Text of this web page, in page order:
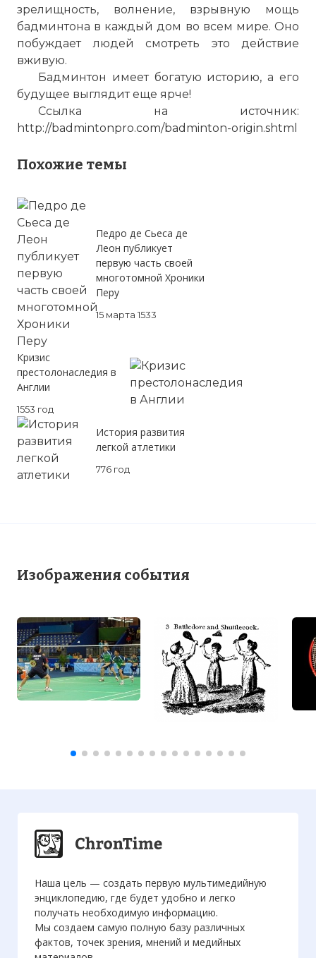
зрелищность, волнение, взрывную мощь
бадминтона в каждый дом во всем мире. Оно
побуждает людей смотреть это действие
вживую.
Бадминтон имеет богатую историю, а его
будущее выглядит еще ярче!
Ссылка на источник:
http://badmintonpro.com/badminton-origin.shtml
Похожие темы
Педро де Сьеса де
Леон публикует
первую часть своей
многотомной Хроники
Перу
15 марта 1533
Кризис
престолонаследия в
Англии
1553 год
История развития
легкой атлетики
776 год
Изображения события
Наша цель — создать первую мультимедийную
энциклопедию, где будет удобно и легко
получать необходимую информацию.
Мы создаем самую полную базу различных
фактов, точек зрения, мнений и медийных